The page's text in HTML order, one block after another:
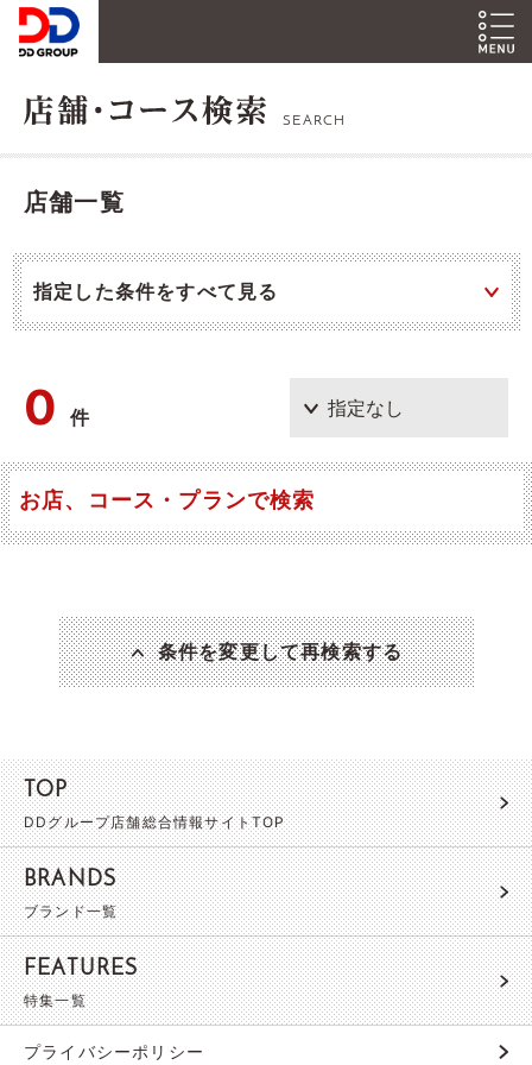
SEARCH
店舗一覧
指定した条件をすべて見る
0件
お店、コース・プランで検索
条件を変更して再検索する
TOP
DDグループ店舗総合情報サイトTOP
BRANDS
ブランド一覧
FEATURES
特集一覧
プライバシーポリシー